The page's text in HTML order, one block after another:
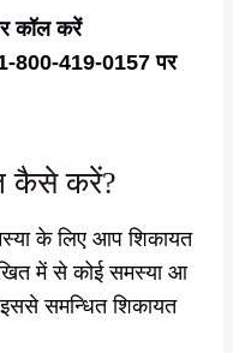
कॉल करें
800-419-0157 पर
कैसे करें?
के लिए आप शिकायत
में से कोई समस्या आ
समन्धित शिकायत